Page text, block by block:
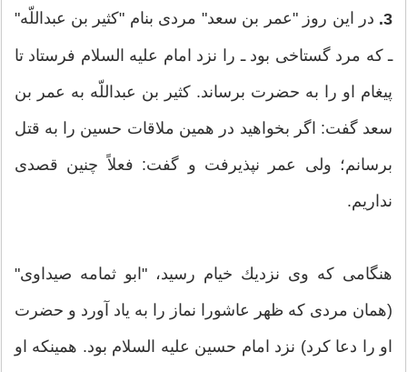
3. در این روز "عمر بن سعد" مردی بنام "كثیر بن عبداللّه‏"
ـ كه مرد گستاخی بود ـ را نزد امام علیه‏ السلام فرستاد تا
پیغام او را به حضرت برساند. كثیر بن عبداللّه‏ به عمر بن
سعد گفت: اگر بخواهید در همین ملاقات حسین را به قتل
برسانم؛ ولی عمر نپذیرفت و گفت: فعلاً چنین قصدی
نداریم.
هنگامی كه وی نزدیك خیام رسید، "ابو ثمامه صیداوی"
(همان مردی كه ظهر عاشورا نماز را به یاد آورد و حضرت
او را دعا كرد) نزد امام حسین علیه ‏السلام بود. همین‏كه او